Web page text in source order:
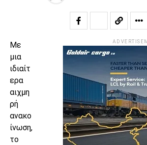
Με
μια
ιδιαίτ
ερα
αιχμη
ρή
ανακο
ίνωση,
το